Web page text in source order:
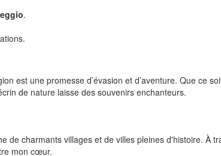
.
est une promesse d’évasion et d’aventure. Que ce
de nature laisse des souvenirs enchanteurs.
charmants villages et de villes pleines d'histoire. À
mon cœur.